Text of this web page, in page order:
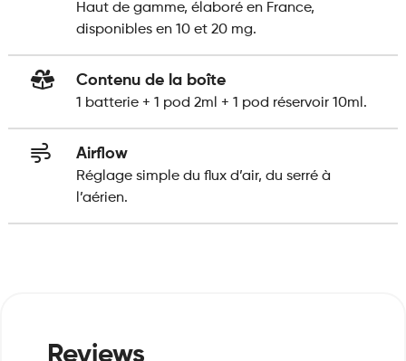
Haut de gamme, élaboré en France,
disponibles en 10 et 20 mg.
Contenu de la boîte
1 batterie + 1 pod 2ml + 1 pod réservoir 10ml.
Airflow
Réglage simple du flux d’air, du serré à
l’aérien.